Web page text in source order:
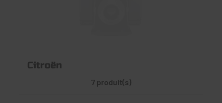
Citroën
7 produit(s)